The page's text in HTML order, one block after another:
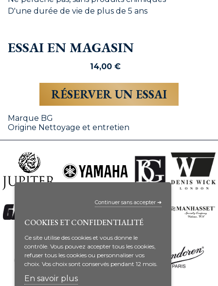
D'une durée de vie de plus de 5 ans
ESSAI EN MAGASIN
14,00 €
RÉSERVER UN ESSAI
Marque BG
Origine Nettoyage et entretien
Continuer sans accepter ➔
COOKIES ET CONFIDENTIALITÉ
Ce site utilise des cookies et vous donne le
contrôle. Vous pouvez accepter tous les cookies,
refuser tous les cookies ou personnaliser vos
choix. Vos choix sont conservés pendant 12 mois.
En savoir plus